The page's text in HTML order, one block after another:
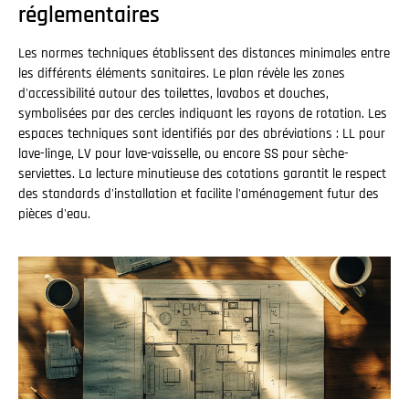
réglementaires
Les normes techniques établissent des distances minimales entre
les différents éléments sanitaires. Le plan révèle les zones
d'accessibilité autour des toilettes, lavabos et douches,
symbolisées par des cercles indiquant les rayons de rotation. Les
espaces techniques sont identifiés par des abréviations : LL pour
lave-linge, LV pour lave-vaisselle, ou encore SS pour sèche-
serviettes. La lecture minutieuse des cotations garantit le respect
des standards d'installation et facilite l'aménagement futur des
pièces d'eau.